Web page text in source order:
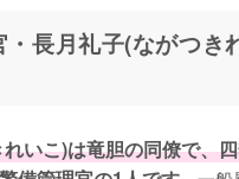
・長月礼子(ながつき
いこ)は竜胆の同僚で、